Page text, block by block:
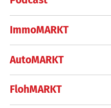
ImmoMARKT
AutoMARKT
FlohMARKT